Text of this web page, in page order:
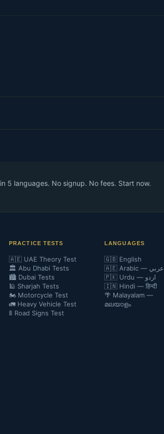
5 languages. No signup. No fees. Start now.
PRACTICE TESTS
🇦🇪 UAE Theory Test
🏛️ Abu Dhabi Tests
🏙️ Dubai Tests
🕌 Sharjah Tests
🏍️ Motorcycle Test
🚛 Heavy Vehicle Test
🚦 Road Signs Test
LANGUAGES
🇬🇧 English
🇦🇪 Arabic — عربي
🇵🇰 Urdu — اردو
🇮🇳 Hindi — हिन्दी
🌴 Malayalam —
മലയാളം